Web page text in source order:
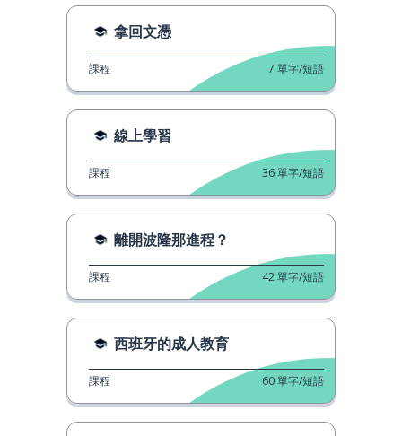
拿回文憑
課程 7 單字/短語
線上學習
課程 36單字/短語
離開波隆那進程？
課程 42單字/短語
西班牙的成人教育
課程 60單字/短語